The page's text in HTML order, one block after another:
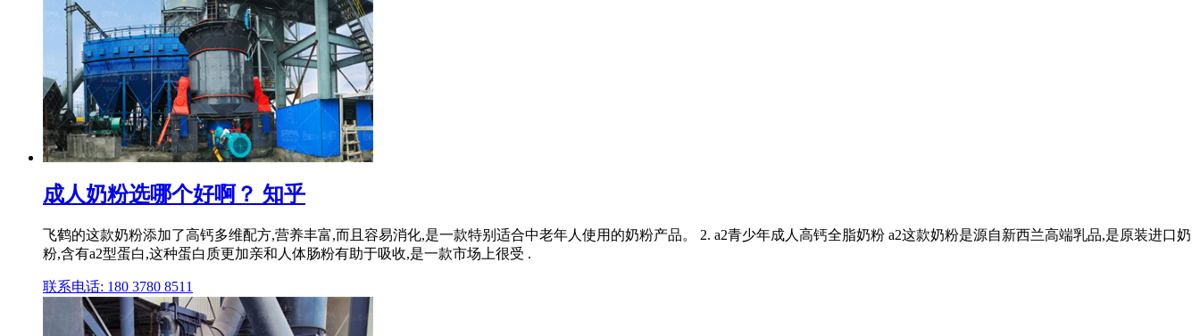
成人奶粉选哪个好啊？ 知乎
飞鹤的这款奶粉添加了高钙多维配方,营养丰富,而且容易消化,是一款特别适合中老年人使用的奶粉产品。 2. a2青少年成人高钙全脂奶粉 a2这款奶粉是源自新西兰高端乳品,是原装进口奶
粉,含有a2型蛋白,这种蛋白质更加亲和人体肠粉有助于吸收,是一款市场上很受 .
联系电话: 180 3780 8511